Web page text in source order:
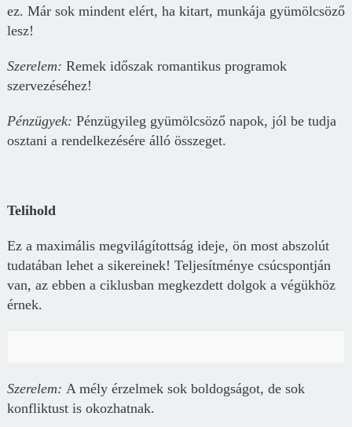
ez. Már sok mindent elért, ha kitart, munkája gyümölcsöző
lesz!
Szerelem: Remek időszak romantikus programok
szervezéséhez!
Pénzügyek: Pénzügyileg gyümölcsöző napok, jól be tudja
osztani a rendelkezésére álló összeget.
Telihold
Ez a maximális megvilágítottság ideje, ön most abszolút
tudatában lehet a sikereinek! Teljesítménye csúcspontján
van, az ebben a ciklusban megkezdett dolgok a végükhöz
érnek.
Szerelem: A mély érzelmek sok boldogságot, de sok
konfliktust is okozhatnak.